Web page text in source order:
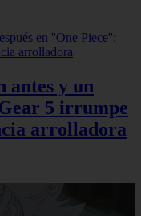
antes y un
5 irrumpe
arrolladora